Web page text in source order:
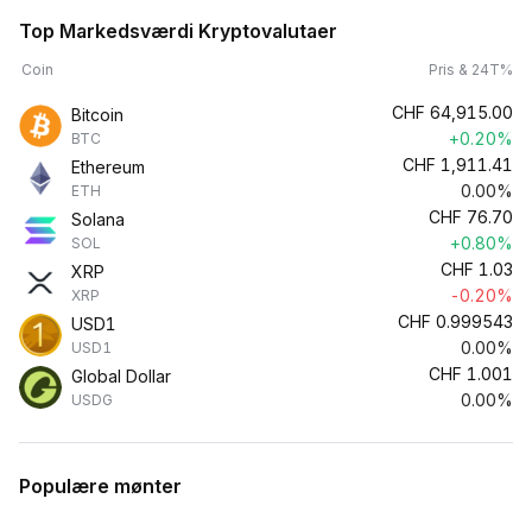
Top Markedsværdi Kryptovalutaer
Coin Pris & 24T%
Bitcoin
BTC
CHF 64,915.00
+0.20%
Ethereum
ETH
CHF 1,911.41
0.00%
Solana
SOL
CHF 76.70
+0.80%
XRP
XRP
CHF 1.03
-0.20%
USD1
USD1
CHF 0.999543
0.00%
Global Dollar
USDG
CHF 1.001
0.00%
Populære mønter